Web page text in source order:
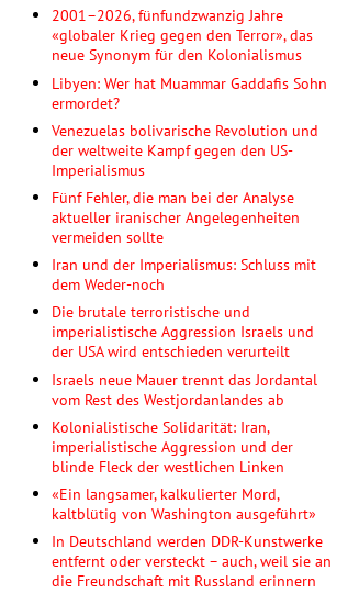
2001–2026, fünfundzwanzig Jahre
«globaler Krieg gegen den Terror», das
neue Synonym für den Kolonialismus
Libyen: Wer hat Muammar Gaddafis Sohn
ermordet?
Venezuelas bolivarische Revolution und
der weltweite Kampf gegen den US-
Imperialismus
Fünf Fehler, die man bei der Analyse
aktueller iranischer Angelegenheiten
vermeiden sollte
Iran und der Imperialismus: Schluss mit
dem Weder-noch
Die brutale terroristische und
imperialistische Aggression Israels und
der USA wird entschieden verurteilt
Israels neue Mauer trennt das Jordantal
vom Rest des Westjordanlandes ab
Kolonialistische Solidarität: Iran,
imperialistische Aggression und der
blinde Fleck der westlichen Linken
«Ein langsamer, kalkulierter Mord,
kaltblütig von Washington ausgeführt»
In Deutschland werden DDR-Kunstwerke
entfernt oder versteckt – auch, weil sie an
die Freundschaft mit Russland erinnern